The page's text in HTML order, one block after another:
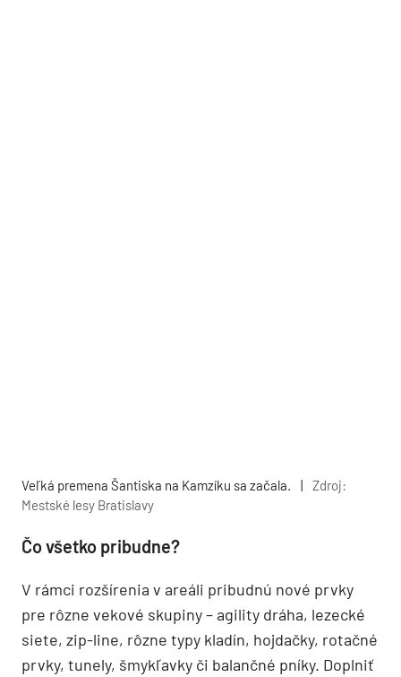
Veľká premena Šantiska na Kamzíku sa začala. |
Zdroj:
Mestské lesy Bratislavy
Čo všetko pribudne?
V rámci rozšírenia v areáli pribudnú nové prvky
pre rôzne vekové skupiny – agility dráha, lezecké
siete, zip-line, rôzne typy kladín, hojdačky, rotačné
prvky, tunely, šmykľavky či balančné pníky. Doplniť